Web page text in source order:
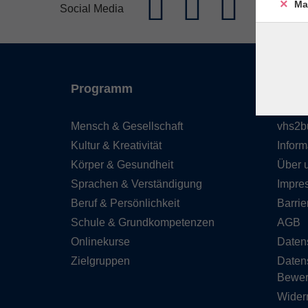
Social Media
Programm
Mensch & Gesellschaft
Kultur & Kreativität
Körper & Gesundheit
Sprachen & Verständigung
Beruf & Persönlichkeit
Schule & Grundkompetenzen
Onlinekurse
Zielgruppen
Über
AGB